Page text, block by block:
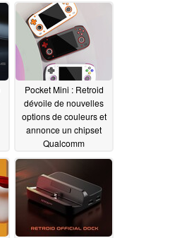
AMOLED08/29/2024
Pocket Mini : Retroid
dévoile de nouvelles
options de couleurs et
annonce un chipset
Qualcomm
Snapdragon pour
compléter l'écran
OLED08/28/2024